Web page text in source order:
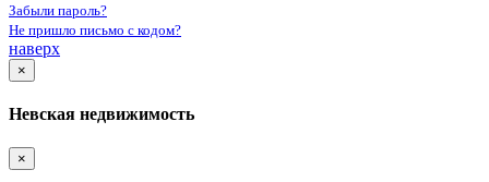
Забыли пароль?
Не пришло письмо с кодом?
наверх
×
Невская недвижимость
×